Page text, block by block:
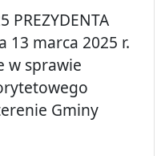
PREZYDENTA
13 marca 2025 r.
w sprawie
Gminy